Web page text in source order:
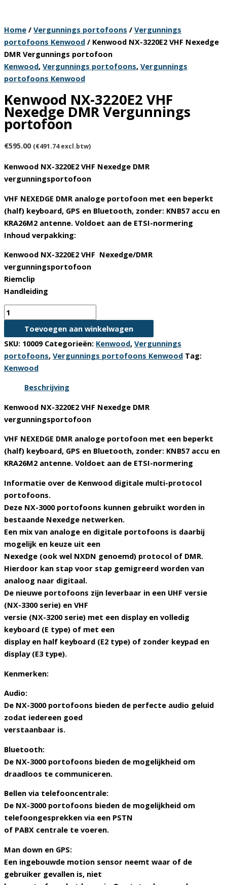
Home / Vergunnings portofoons / Vergunnings
portofoons Kenwood / Kenwood NX-3220E2 VHF Nexedge
DMR Vergunnings portofoon
Kenwood, Vergunnings portofoons, Vergunnings
portofoons Kenwood
Kenwood NX-3220E2 VHF
Nexedge DMR Vergunnings
portofoon
€595.00 (€491.74excl.btw)
Kenwood NX-3220E2 VHF Nexedge DMR
vergunningsportofoon
VHF NEXEDGE DMR analoge portofoon met een beperkt
(half) keyboard, GPS en Bluetooth, zonder: KNB57 accu en
KRA26M2 antenne. Voldoet aan de ETSI-normering
Inhoud verpakking:
Kenwood NX-3220E2 VHF Nexedge/DMR
vergunningsportofoon
Riemclip
Handleiding
Kenwood
NX-
3220E2
VHF
Nexedge
DMR
Vergunnings
aantal
Toevoegen aan winkelwagen
SKU: 10009 Categorieën: Kenwood, Vergunnings
portofoons, Vergunnings portofoons Kenwood Tag:
Kenwood
Beschrijving
Kenwood NX-3220E2 VHF Nexedge DMR
vergunningsportofoon
VHF NEXEDGE DMR analoge portofoon met een beperkt
(half) keyboard, GPS en Bluetooth, zonder: KNB57 accu en
KRA26M2 antenne. Voldoet aan de ETSI-normering
Informatie over de Kenwood digitale multi-protocol
portofoons.
Deze NX-3000 portofoons kunnen gebruikt worden in
bestaande Nexedge netwerken.
Een mix van analoge en digitale portofoons is daarbij
mogelijk en keuze uit een
Nexedge (ook wel NXDN genoemd) protocol of DMR.
Hierdoor kan stap voor stap gemigreerd worden van
analoog naar digitaal.
De nieuwe portofoons zijn leverbaar in een UHF versie
(NX-3300 serie) en VHF
versie (NX-3200 serie) met een display en volledig
keyboard (E type) of met een
display en half keyboard (E2 type) of zonder keypad en
display (E3 type).
Kenmerken:
Audio:
De NX-3000 portofoons bieden de perfecte audio geluid
zodat iedereen goed
verstaanbaar is.
Bluetooth:
De NX-3000 portofoons bieden de mogelijkheid om
draadloos te communiceren.
Bellen via telefooncentrale:
De NX-3000 portofoons bieden de mogelijkheid om
telefoongesprekken via een PSTN
of PABX centrale te voeren.
Man down en GPS:
Een ingebouwde motion sensor neemt waar of de
gebruiker gevallen is, niet